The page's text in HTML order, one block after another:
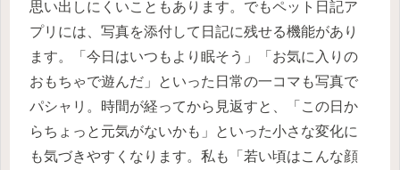
思い出しにくいこともあります。でもペット日記ア
プリには、写真を添付して日記に残せる機能があり
ます。「今日はいつもより眠そう」「お気に入りの
おもちゃで遊んだ」といった日常の一コマも写真で
パシャリ。時間が経ってから見返すと、「この日か
らちょっと元気がないかも」といった小さな変化に
も気づきやすくなります。私も「若い頃はこんな顔